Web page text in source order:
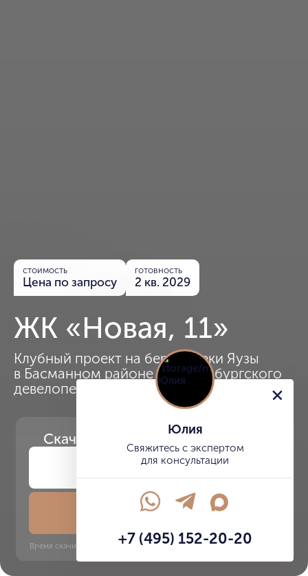
стоимость
Цена по запросу
готовность
2 кв. 2029
ЖК «Новая, 11»
Клубный проект на берегу реки Яузы
в Басманном районе от петербургского
девелопера Element
Скачайте презентацию проекта
Скачать презентацию
Время скачивания: 6 секунд | PDF, 13 MB | Обновлён 3 июня 2022
Юлия
Свяжитесь с экспертом
для консультации
+7 (495) 152-20-20